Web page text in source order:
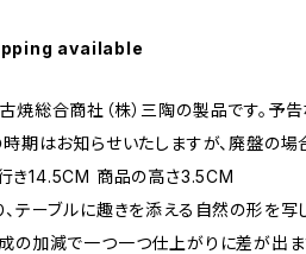
available
焼総合商社（株）三陶の製品です。予
期はお知らせいたしますが、廃盤の場
き14.5CM 商品の高さ3.5CM
テーブルに趣きを添える自然の形を写
の加減で一つ一つ仕上がりに差が出ま